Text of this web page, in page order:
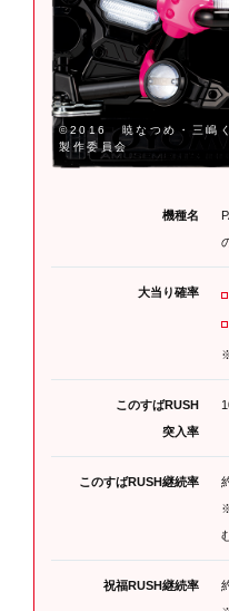
©2016 暁なつめ・三嶋
製作委員会
機種名
大当り確率
このすばRUSH
突入率
このすばRUSH継続率
祝福RUSH継続率